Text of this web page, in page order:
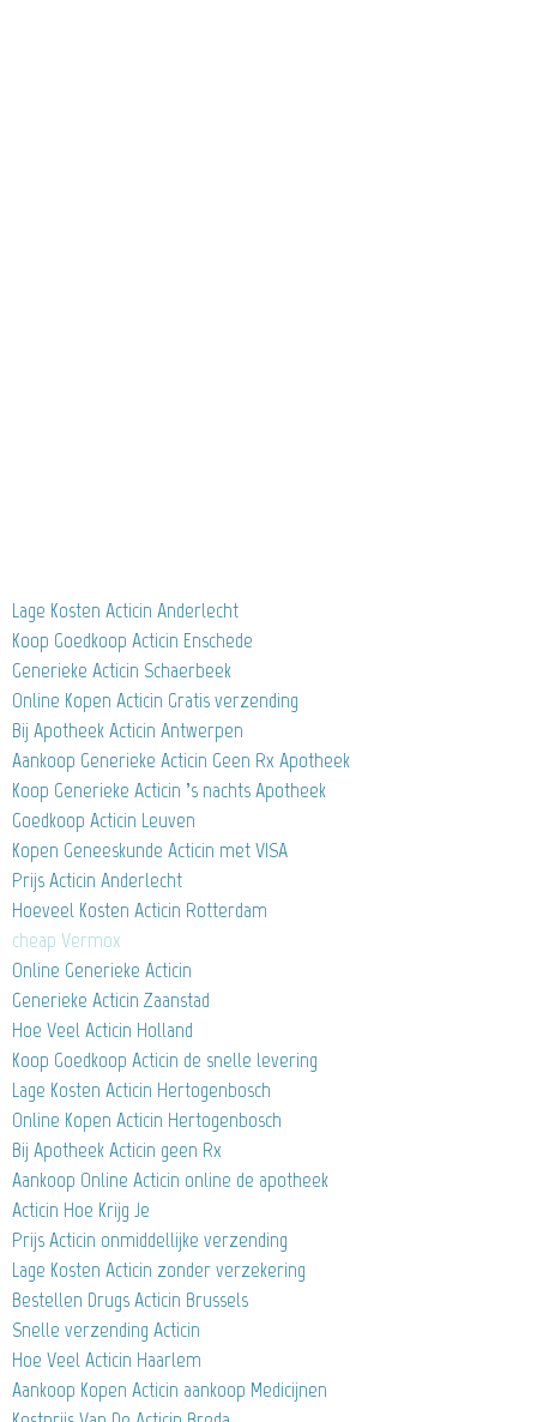
Lage Kosten Acticin Anderlecht
Koop Goedkoop Acticin Enschede
Generieke Acticin Schaerbeek
Online Kopen Acticin Gratis verzending
Bij Apotheek Acticin Antwerpen
Aankoop Generieke Acticin Geen Rx Apotheek
Koop Generieke Acticin ’s nachts Apotheek
Goedkoop Acticin Leuven
Kopen Geneeskunde Acticin met VISA
Prijs Acticin Anderlecht
Hoeveel Kosten Acticin Rotterdam
cheap Vermox
Online Generieke Acticin
Generieke Acticin Zaanstad
Hoe Veel Acticin Holland
Koop Goedkoop Acticin de snelle levering
Lage Kosten Acticin Hertogenbosch
Online Kopen Acticin Hertogenbosch
Bij Apotheek Acticin geen Rx
Aankoop Online Acticin online de apotheek
Acticin Hoe Krijg Je
Prijs Acticin onmiddellijke verzending
Lage Kosten Acticin zonder verzekering
Bestellen Drugs Acticin Brussels
Snelle verzending Acticin
Hoe Veel Acticin Haarlem
Aankoop Kopen Acticin aankoop Medicijnen